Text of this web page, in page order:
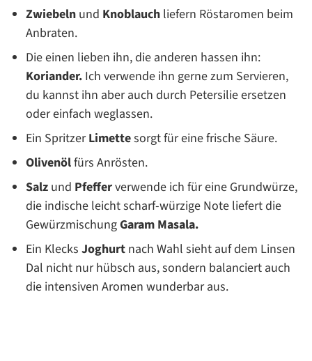
Zwiebeln und Knoblauch liefern Röstaromen beim
Anbraten.
Die einen lieben ihn, die anderen hassen ihn:
Koriander. Ich verwende ihn gerne zum Servieren,
du kannst ihn aber auch durch Petersilie ersetzen
oder einfach weglassen.
Ein SpritzerLimettesorgt für eine frische Säure.
Olivenölfürs Anrösten.
Salz und Pfefferverwende ich für eine Grundwürze,
die indische leicht scharf-würzige Note liefert die
GewürzmischungGaram Masala.
Ein Klecks Joghurt nach Wahl sieht auf dem Linsen
Dal nicht nur hübsch aus, sondern balanciert auch
die intensiven Aromen wunderbar aus.